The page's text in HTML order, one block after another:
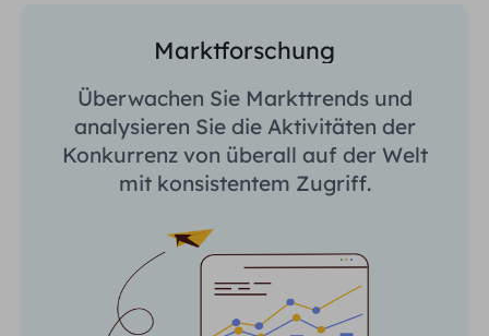
Marktforschung
Überwachen Sie Markttrends und
analysieren Sie die Aktivitäten der
Konkurrenz von überall auf der Welt
mit konsistentem Zugriff.